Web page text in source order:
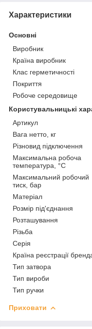
Характеристики
Основні
Виробник
Країна виробник
Клас герметичності
Покриття
Робоче середовище
Користувальницькі
Артикул
Вага нетто, кг
Різновид підключення
Максимальна робоча
температура, °C
Максимальний робочий
тиск, бар
Матеріал
Розмір під'єднання
Розташування
Різьба
Серія
Країна реєстрації
Тип затвора
Тип вироби
Тип ручки
Приховати